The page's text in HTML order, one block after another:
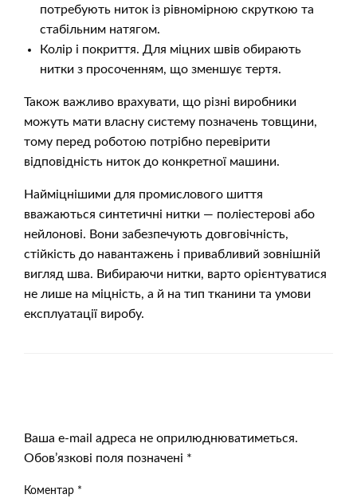
потребують ниток із рівномірною скруткою та
стабільним натягом.
Колір і покриття. Для міцних швів обирають
нитки з просоченням, що зменшує тертя.
Також важливо врахувати, що різні виробники
можуть мати власну систему позначень товщини,
тому перед роботою потрібно перевірити
відповідність ниток до конкретної машини.
Найміцнішими для промислового шиття
вважаються синтетичні нитки — поліестерові або
нейлонові. Вони забезпечують довговічність,
стійкість до навантажень і привабливий зовнішній
вигляд шва. Вибираючи нитки, варто орієнтуватися
не лише на міцність, а й на тип тканини та умови
експлуатації виробу.
Ваша e-mail адреса не оприлюднюватиметься.
Обов’язкові поля позначені *
Коментар *